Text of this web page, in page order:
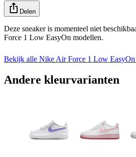
Delen
Deze sneaker is momenteel niet
Force 1 Low EasyOn modellen.
Bekijk alle Nike Air Force 1 Low EasyOn
Andere kleurvarianten